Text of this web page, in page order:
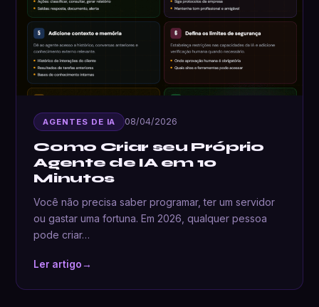
AGENTES DE IA 08/04/2026
Como Criar seu Próprio
Agente de IA em 10
Minutos
Você não precisa saber programar, ter um servidor
ou gastar uma fortuna. Em 2026, qualquer pessoa
pode criar…
Ler artigo→